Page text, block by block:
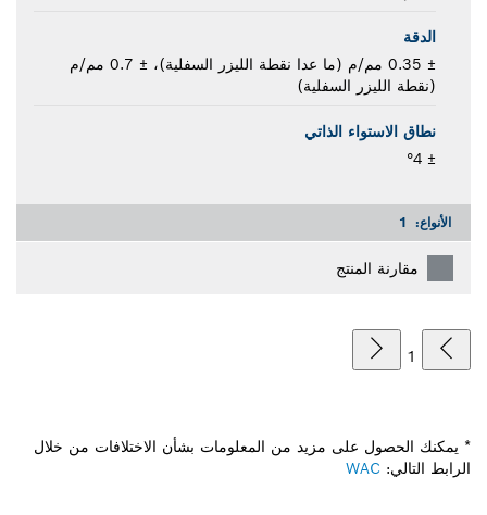
الدقة
± 0.35 مم/م (ما عدا نقطة الليزر السفلية)، ± 0.7 مم/م
(نقطة الليزر السفلية)
نطاق الاستواء الذاتي
± 4‏°
الأنواع: 1
مقارنة المنتج
1
* يمكنك الحصول على مزيد من المعلومات بشأن الاختلافات من خلال
الرابط التالي: WAC